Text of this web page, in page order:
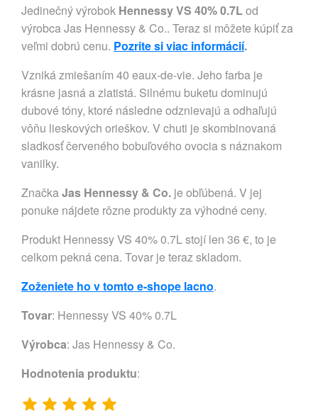
Jedinečný výrobok Hennessy VS 40% 0.7Lod
výrobca Jas Hennessy & Co.. Teraz si môžete kúpiť za
veľmi dobrú cenu. Pozrite si viac informácií.
Vzniká zmiešaním 40 eaux-de-vie. Jeho farba je
krásne jasná a zlatistá. Silnému buketu dominujú
dubové tóny, ktoré následne odznievajú a odhaľujú
vôňu lieskových orieškov. V chuti je skombinovaná
sladkosť červeného bobuľového ovocia s náznakom
vanilky.
ZnačkaJas Hennessy & Co. je obľúbená. V jej
ponuke nájdete rôzne produkty za výhodné ceny.
Produkt Hennessy VS 40% 0.7L stojí len 36 €, to je
celkom pekná cena. Tovar je teraz skladom.
Zoženiete ho v tomto e-shope lacno.
Tovar: Hennessy VS 40% 0.7L
Výrobca: Jas Hennessy & Co.
Hodnotenia produktu: